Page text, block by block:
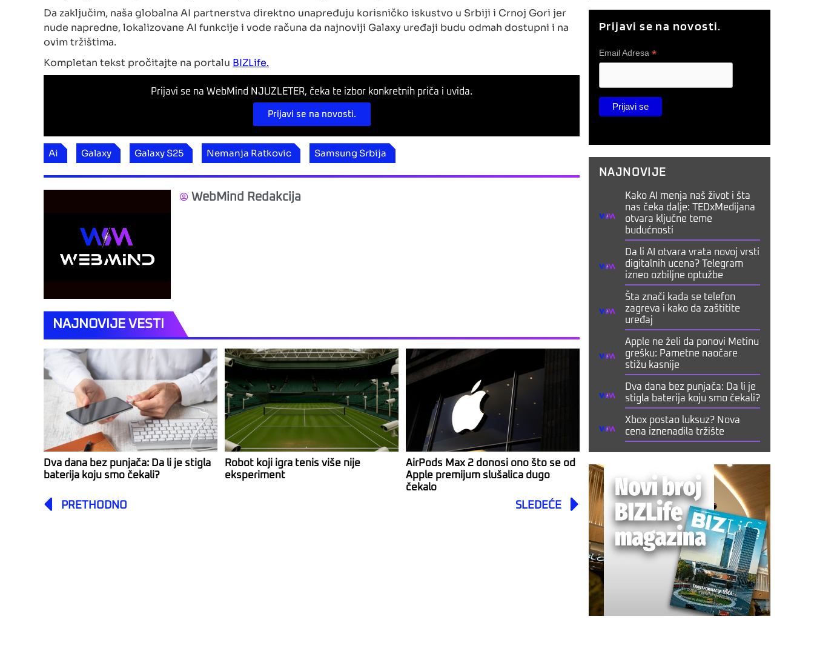
Da zaključim, naša globalna AI partnerstva direktno unapređuju korisničko iskustvo u Srbiji i Crnoj Gori jer
nude napredne, lokalizovane AI funkcije i vode računa da najnoviji Galaxy uređaji budu odmah dostupni i na
ovim tržištima.
Kompletan tekst pročitajte na portalu BIZLife.
Prijavi se na WebMind NJUZLETER, čeka te izbor konkretnih priča i uvida.
Prijavi se na novosti.
Ai Galaxy Galaxy S25 Nemanja Ratkovic Samsung Srbija
WebMind Redakcija
NAJNOVIJE VESTI
Dva dana bez punjača: Da li je stigla
baterija koju smo čekali?
Robot koji igra tenis više nije
eksperiment
AirPods Max 2 donosi ono što se od
Apple premijum slušalica dugo
čekalo
Prev
PRETHODNO SLEDEĆE Next
Prijavi se na novosti.
Email Adresa *
NAJNOVIJE
Kako AI menja naš život i šta
nas čeka dalje: TEDxMedijana
otvara ključne teme
budućnosti
Da li AI otvara vrata novoj vrsti
digitalnih ucena? Telegram
izneo ozbiljne optužbe
Šta znači kada se telefon
zagreva i kako da zaštitite
uređaj
Apple ne želi da ponovi Metinu
grešku: Pametne naočare
stižu kasnije
Dva dana bez punjača: Da li je
stigla baterija koju smo čekali?
Xbox postao luksuz? Nova
cena iznenadila tržište